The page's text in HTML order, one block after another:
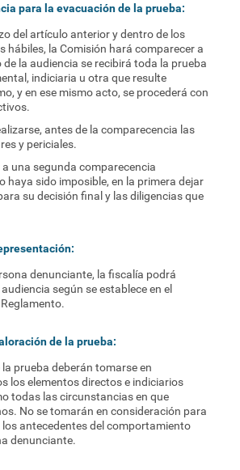
para la evacuación de la prueba:
del artículo anterior y dentro de los
hábiles, la Comisión hará comparecer a
de la audiencia se recibirá toda la prueba
indiciaria u otra que resulte
y en ese mismo acto, se procederá con
antes de la comparecencia las
y periciales.
una segunda comparecencia
haya sido imposible, en la primera dejar
su decisión final y las diligencias que
denunciante, la fiscalía podrá
según se establece en el
de la prueba:
prueba deberán tomarse en
los elementos directos e indiciarios
todas las circunstancias en que
No se tomarán en consideración para
los antecedentes del comportamiento
denunciante.